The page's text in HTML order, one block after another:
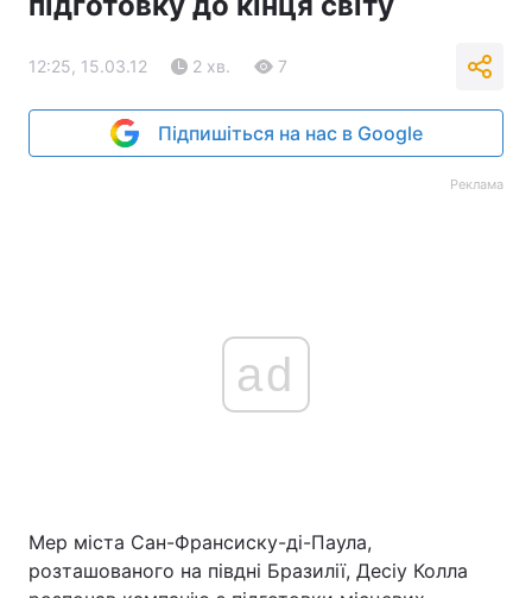
12:25, 15.03.12 2 хв. 7
Підпишіться на нас в Google
Реклама
ad
Мер міста Сан-Франсиску-ді-Паула,
розташованого на півдні Бразилії, Десіу Колла